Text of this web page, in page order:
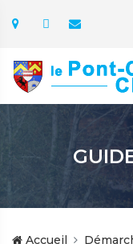
Accueil